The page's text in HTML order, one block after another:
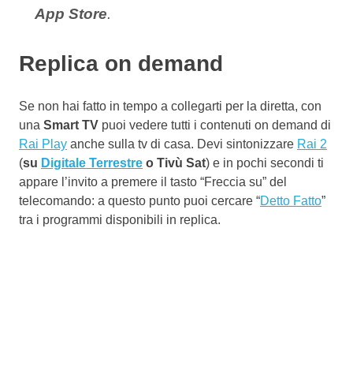
App Store.
Replica on demand
Se non hai fatto in tempo a collegarti per la diretta, con
una Smart TV puoi vedere tutti i contenuti on demand di
Rai Play anche sulla tv di casa. Devi sintonizzare Rai 2
(su Digitale Terrestre o Tivù Sat) e in pochi secondi ti
appare l’invito a premere il tasto “Freccia su” del
telecomando: a questo punto puoi cercare “Detto Fatto”
tra i programmi disponibili in replica.